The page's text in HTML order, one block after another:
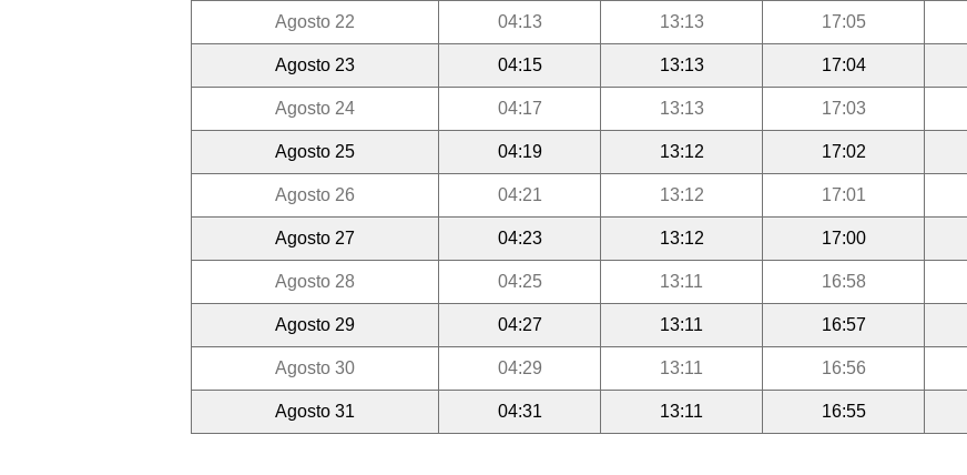
Agosto 22 04:13 13:13 17:05
Agosto 23 04:15 13:13 17:04
Agosto 24 04:17 13:13 17:03
Agosto 25 04:19 13:12 17:02
Agosto 26 04:21 13:12 17:01
Agosto 27 04:23 13:12 17:00
Agosto 28 04:25 13:11 16:58
Agosto 29 04:27 13:11 16:57
Agosto 30 04:29 13:11 16:56
Agosto 31 04:31 13:11 16:55